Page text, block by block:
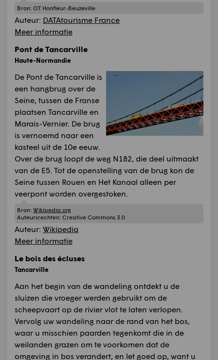
Bron: OT Honfleur-Beuzeville
Auteur: DATAtourisme France
Meer informatie
Pont de Tancarville
Haute-Normandie
De Pont de Tancarville is
een hangbrug over de
Seine, tussen de Franse
plaatsen Tancarville en
Marais-Vernier. De brug
is vernoemd naar een
kasteel uit de 10e eeuw.
Over de brug loopt de weg N182, die deel uitmaakt
van de E5. Tot de openstelling van de brug kon de
Seine tussen Rouen en Het Kanaal alleen per
veerpont worden overgestoken.
Bron: Wikipedia.org
Auteursrechten: Creative Commons 3.0
Auteur: Wikipedia
Meer informatie
Le bois des écluses
Tancarville
Aan het begin van de wandeling ontdekt u de
sluizen die vroeger werden gebruikt om de
scheepvaart op de rivier vlot te laten verlopen.
Vervolg uw wandeling naar de rand van het bos,
waar u misschien paarden tegenkomt die in de
weilanden grazen om te voorkomen dat de
omgeving in bos verandert, en let goed op, want u